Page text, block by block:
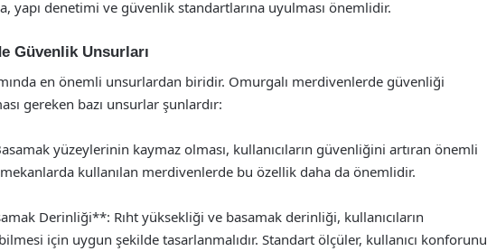
yapı denetimi ve güvenlik standartlarına uyulması önemlidir.
Güvenlik Unsurları
en önemli unsurlardan biridir. Omurgalı merdivenlerde güvenliği
gereken bazı unsurlar şunlardır:
yüzeylerinin kaymaz olması, kullanıcıların güvenliğini artıran önemli
kullanılan merdivenlerde bu özellik daha da önemlidir.
Derinliği**: Rıht yüksekliği ve basamak derinliği, kullanıcıların
için uygun şekilde tasarlanmalıdır. Standart ölçüler, kullanıcı konforunu